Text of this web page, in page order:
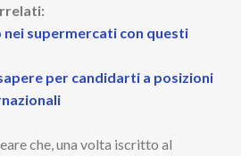
supermercati con questi
per candidarti a posizioni
che, una volta iscritto al